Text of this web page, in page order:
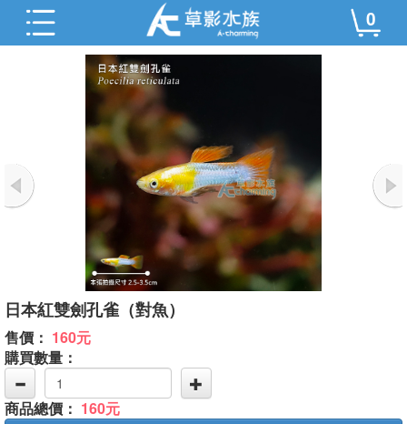
0
日本紅雙劍孔雀（對魚）
售價： 160元
購買數量：
商品總價： 160元